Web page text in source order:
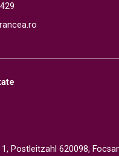
Postleitzahl 620098,